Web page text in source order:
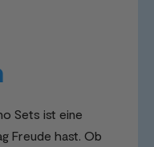
Sets ist eine
Freude hast. Ob